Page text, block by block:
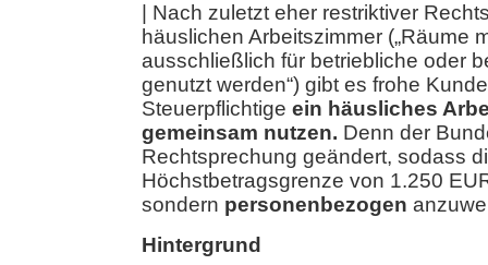
| Nach zuletzt eher restriktiver
häuslichen Arbeitszimmer („Räume
ausschließlich für betriebliche oder
genutzt werden“) gibt es frohe
Steuerpflichtige ein häusliches
gemeinsam nutzen. Denn der
Rechtsprechung geändert, sodass
Höchstbetragsgrenze von 1.250
sondern personenbezogen
Hintergrund